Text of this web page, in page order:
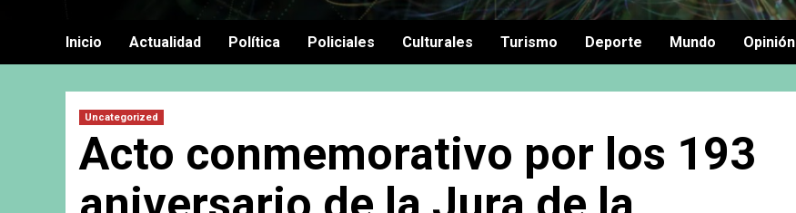
Inicio Actualidad Política Policiales Culturales Turismo Deporte Mundo Opinión
Uncategorized
Acto conmemorativo por los 193